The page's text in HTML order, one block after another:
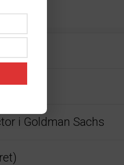
i Goldman Sachs